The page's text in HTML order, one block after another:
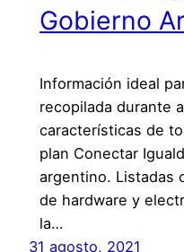
Gobierno
Información ideal
recopilada durante
características de
plan Conectar
argentino. Listadas
de hardware y
la…
31 agosto, 2021